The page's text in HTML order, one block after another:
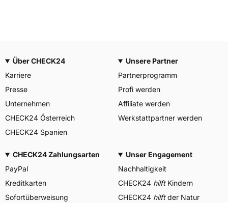
Über CHECK24
Karriere
Presse
Unternehmen
CHECK24 Österreich
CHECK24 Spanien
Unsere Partner
Partnerprogramm
Profi werden
Affiliate werden
Werkstattpartner werden
CHECK24 Zahlungsarten
PayPal
Kreditkarten
Sofortüberweisung
Unser Engagement
Nachhaltigkeit
CHECK24 hilftKindern
CHECK24 hilftder Natur